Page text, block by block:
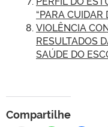
“PARA CUIDAR
VIOLÊNCIA
RESULTADOS
SAÚDE DO
Compartilhe